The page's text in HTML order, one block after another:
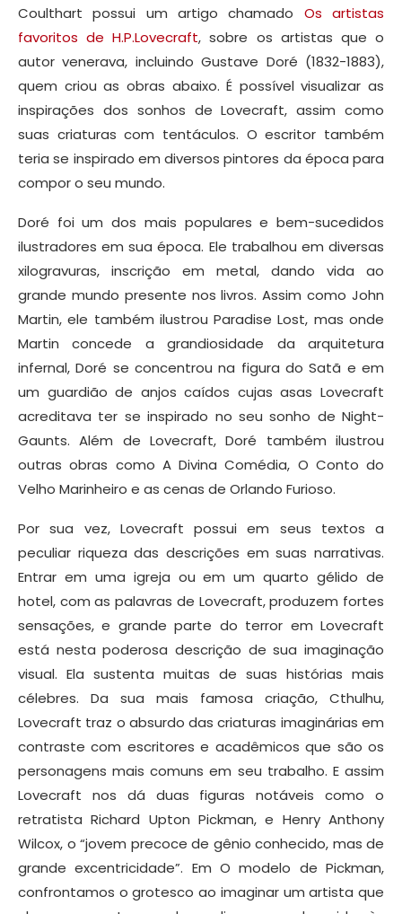
Coulthart possui um artigo chamado Os artistas
favoritos de H.P.Lovecraft, sobre os artistas que o
autor venerava, incluindo Gustave Doré (1832-1883),
quem criou as obras abaixo. É possível visualizar as
inspirações dos sonhos de Lovecraft, assim como
suas criaturas com tentáculos. O escritor também
teria se inspirado em diversos pintores da época para
compor o seu mundo.
Doré foi um dos mais populares e bem-sucedidos
ilustradores em sua época. Ele trabalhou em diversas
xilogravuras, inscrição em metal, dando vida ao
grande mundo presente nos livros. Assim como John
Martin, ele também ilustrou Paradise Lost, mas onde
Martin concede a grandiosidade da arquitetura
infernal, Doré se concentrou na figura do Satã e em
um guardião de anjos caídos cujas asas Lovecraft
acreditava ter se inspirado no seu sonho de Night-
Gaunts. Além de Lovecraft, Doré também ilustrou
outras obras como A Divina Comédia, O Conto do
Velho Marinheiro e as cenas de Orlando Furioso.
Por sua vez, Lovecraft possui em seus textos a
peculiar riqueza das descrições em suas narrativas.
Entrar em uma igreja ou em um quarto gélido de
hotel, com as palavras de Lovecraft, produzem fortes
sensações, e grande parte do terror em Lovecraft
está nesta poderosa descrição de sua imaginação
visual. Ela sustenta muitas de suas histórias mais
célebres. Da sua mais famosa criação, Cthulhu,
Lovecraft traz o absurdo das criaturas imaginárias em
contraste com escritores e acadêmicos que são os
personagens mais comuns em seu trabalho. E assim
Lovecraft nos dá duas figuras notáveis como o
retratista Richard Upton Pickman, e Henry Anthony
Wilcox, o “jovem precoce de gênio conhecido, mas de
grande excentricidade”. Em O modelo de Pickman,
confrontamos o grotesco ao imaginar um artista que